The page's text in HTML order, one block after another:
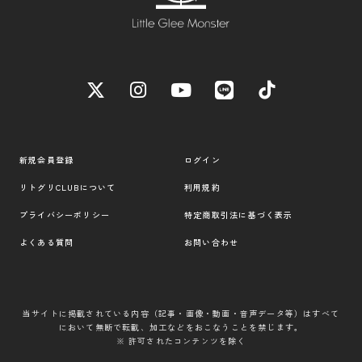
新規会員登録 ログイン
リトグリCLUBについて 利用規約
プライバシーポリシー 特定商取引法に基づく表示
よくある質問 お問い合わせ
当サイトに掲載されている内容（記事・画像・動画・音声データ等）はすべて
において無断で転載、加工などをおこなうことを禁じます。
※ 許可されたコンテンツを除く